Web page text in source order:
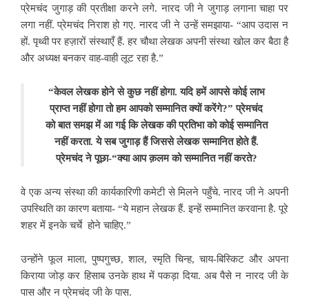
प्रेमचंद जुगाड़ की प्रतीक्षा करने लगे. नारद जी ने जुगाड़ लगाना चाहा पर
लगा नहीं. प्रेमचंद निराश हो गए. नारद जी ने उन्हें समझाया- “आप उदास न
हों. पृथ्वी पर हज़ारों संस्थाएँ हैं. हर चौथा लेखक अपनी संस्था खोल कर बैठा है
और अध्यक्ष बनकर वाह-वाही लूट रहा है.”
“केवल लेखक होने से कुछ नहीं होगा. यदि हमें आपसे कोई लाभ
प्राप्त नहीं होगा तो हम आपको सम्मानित क्यों करेंगे?” प्रेमचंद
को बात समझ में आ गई कि लेखक की प्रतिभा को कोई सम्मानित
नहीं करता. ये सब जुगाड़ हैं जिससे लेखक सम्मानित होते हैं.
प्रेमचंद ने पूछा-“क्या आप क़लम को सम्मानित नहीं करते?
वे एक अन्य संस्था की कार्यकारिणी कमेटी से मिलने पहुँचे. नारद जी ने अपनी
उपस्थिति का कारण बताया- “ये महान लेखक हैं. इन्हें सम्मानित करवाना है. पूरे
शहर में इनके चर्चे होने चाहिए.”
उन्होंने फूल माला, पुष्पगुच्छ, शाल, स्मृति चिन्ह, चाय-बिस्किट और अपना
किराया जोड़ कर हिसाब उनके हाथ में पकड़ा दिया. अब पैसे न नारद जी के
पास और न प्रेमचंद जी के पास.